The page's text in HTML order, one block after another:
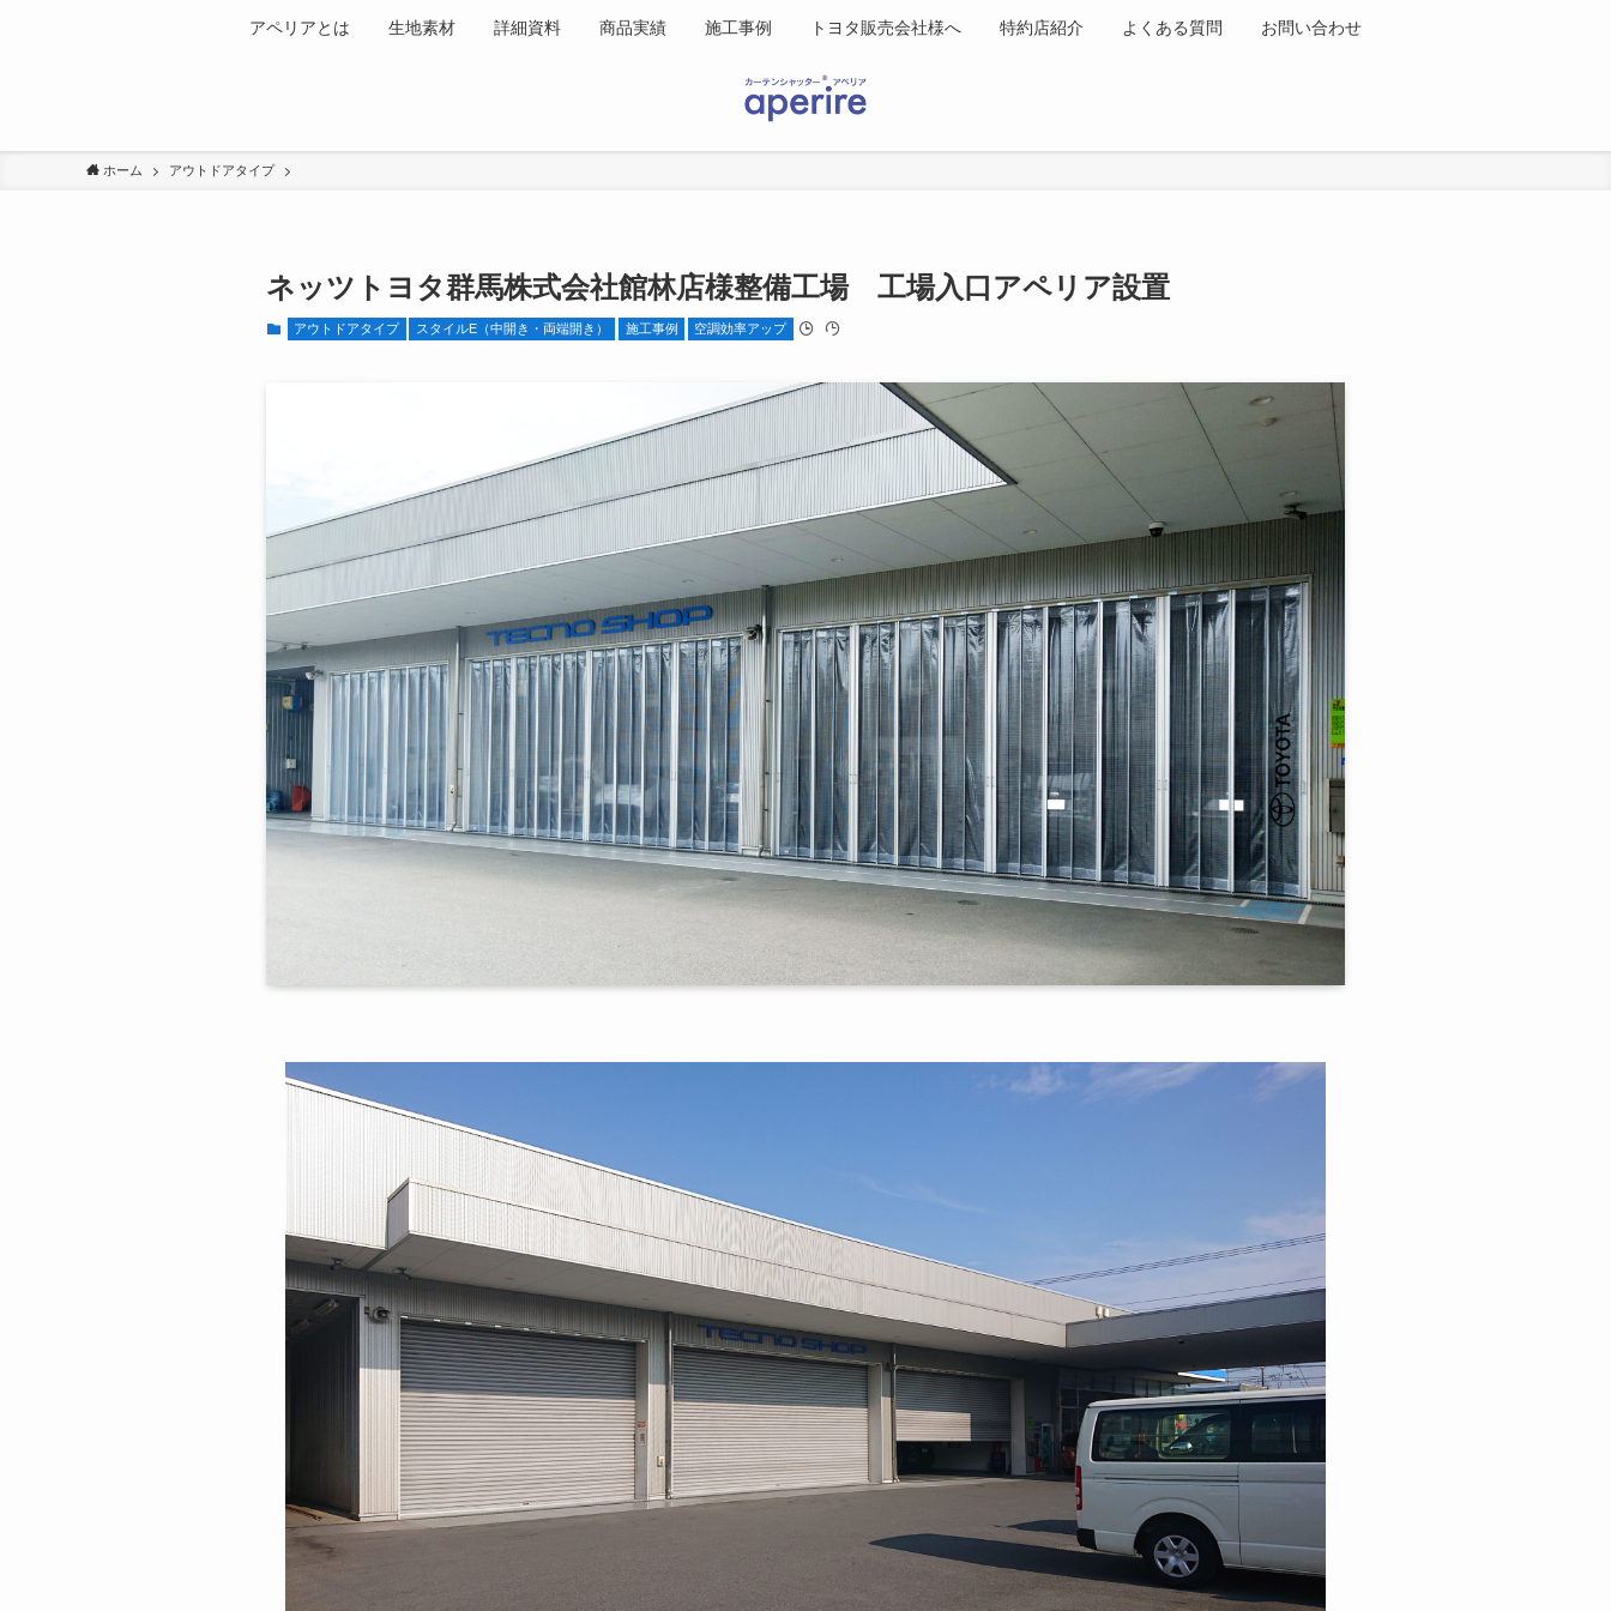
アペリアとは 生地素材 詳細資料 商品実績 施工事例 トヨタ販売会社様へ 特約店紹介 よくある質問 お問い合わせ
ホーム アウトドアタイプ
ネッツトヨタ群馬株式会社館林店様整備工場 工場入口アペリア設置
アウトドアタイプ スタイルE（中開き・両端開き） 施工事例 空調効率アップ